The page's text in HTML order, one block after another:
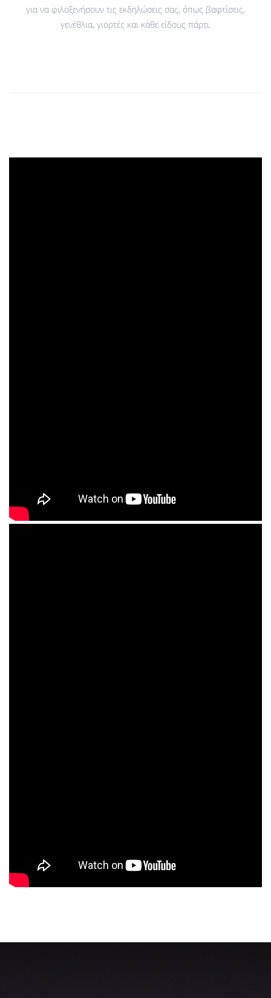
για να φιλοξενήσουν τις εκδηλώσεις σας, όπως βαφτίσεις,
γενέθλια, γιορτές και κάθε είδους πάρτι.